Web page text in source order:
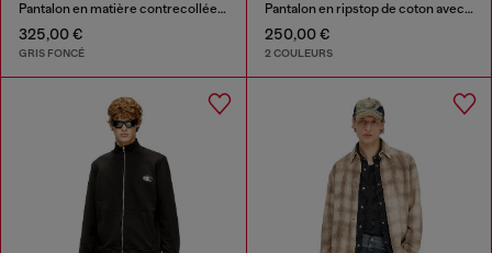
Pantalon en matière contrecollée effet usé
325,00 €
GRIS FONCÉ
Pantalon en ripstop de coton avec boucles latérales
250,00 €
2 COULEURS